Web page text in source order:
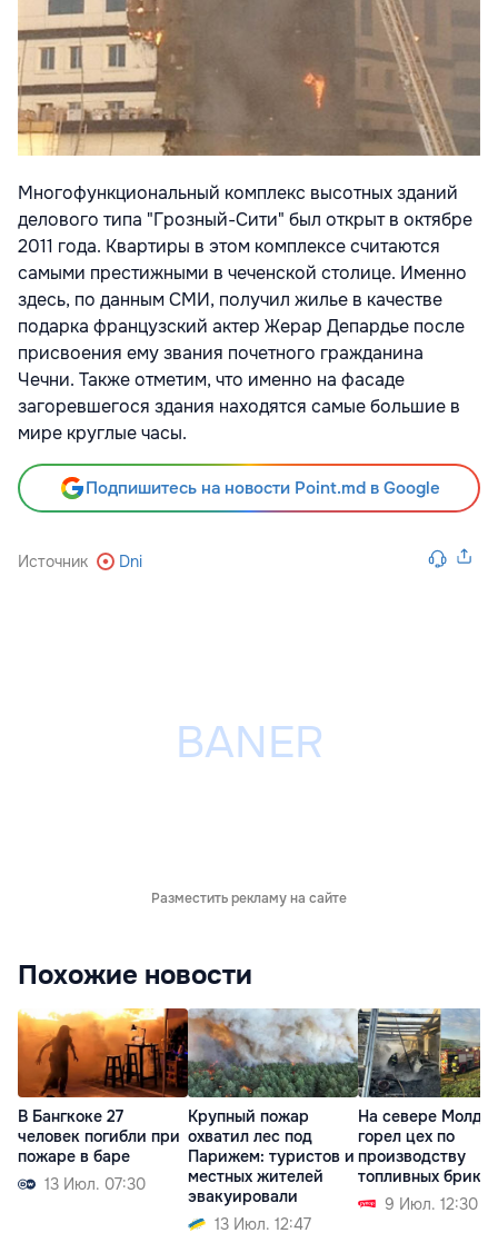
Многофункциональный комплекс высотных зданий
делового типа "Грозный-Сити" был открыт в октябре
2011 года. Квартиры в этом комплексе считаются
самыми престижными в чеченской столице. Именно
здесь, по данным СМИ, получил жилье в качестве
подарка французский актер Жерар Депардье после
присвоения ему звания почетного гражданина
Чечни. Также отметим, что именно на фасаде
загоревшегося здания находятся самые большие в
мире круглые часы.
Подпишитесь на новости Point.md в Google
Источник Dni
Разместить рекламу на сайте
Похожие новости
В Бангкоке 27
человек погибли при
пожаре в баре
13 Июл. 07:30
Крупный пожар
охватил лес под
Парижем: туристов и
местных жителей
эвакуировали
13 Июл. 12:47
На севере
горел цех по
производству
топливных
9 Июл. 12:30